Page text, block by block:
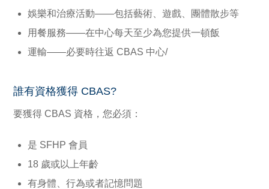
娛樂和治療活動——包括藝術、遊戲、團體散步等
用餐服務——在中心每天至少為您提供一頓飯
運輸——必要時往返 CBAS 中心/
誰有資格獲得 CBAS?
要獲得 CBAS 資格，您必須：
是 SFHP 會員
18 歲或以上年齡
有身體、行為或者記憶問題